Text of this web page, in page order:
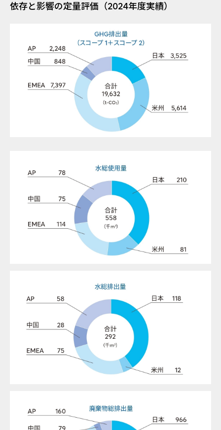
依存と影響の定量評価（2024年度実績）